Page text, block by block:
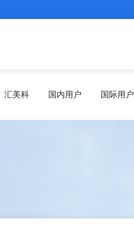
汇美科 国内用户 国际用户